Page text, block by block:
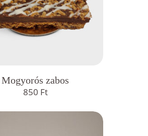
Mogyorós zabos
850 Ft